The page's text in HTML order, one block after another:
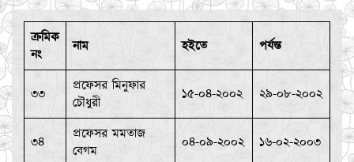
ক্রমিক
নং
নাম হইতে পর্যন্ত
৩৩
প্রফেসর মিনুফার
চৌধুরী
১৫-০৪-২০০২ ২৯-০৮-২০০২
৩৪
প্রফেসর মমতাজ
বেগম
০৪-০৯-২০০২ ১৬-০২-২০০৩